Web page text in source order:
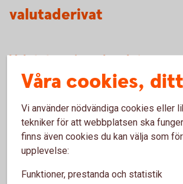
valutaderivat
Valutatermin och valutaswap
Fördel – Med en valutatermin och en
valutarisk under löptiden.
Nackdel- Om underliggande affär inte blir
ett bindande avtal mot banken vilket kan
Våra cookies,
Vi använder nödvändiga cookies eller
tekniker för att webbplatsen ska
finns även cookies du kan välja som
upplevelse:
Funktioner, prestanda och statistik